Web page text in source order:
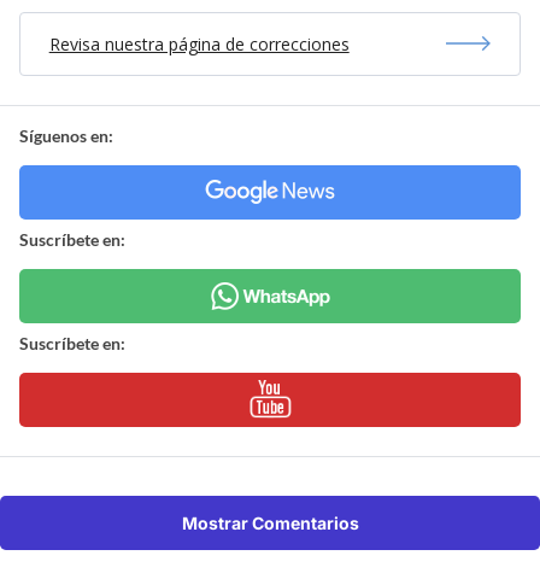
Revisa nuestra página de correcciones
Síguenos en:
Suscríbete en:
Suscríbete en:
Mostrar Comentarios